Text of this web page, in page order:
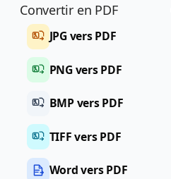
Convertir en PDF
JPG vers PDF
PNG vers PDF
BMP vers PDF
TIFF vers PDF
Word vers PDF